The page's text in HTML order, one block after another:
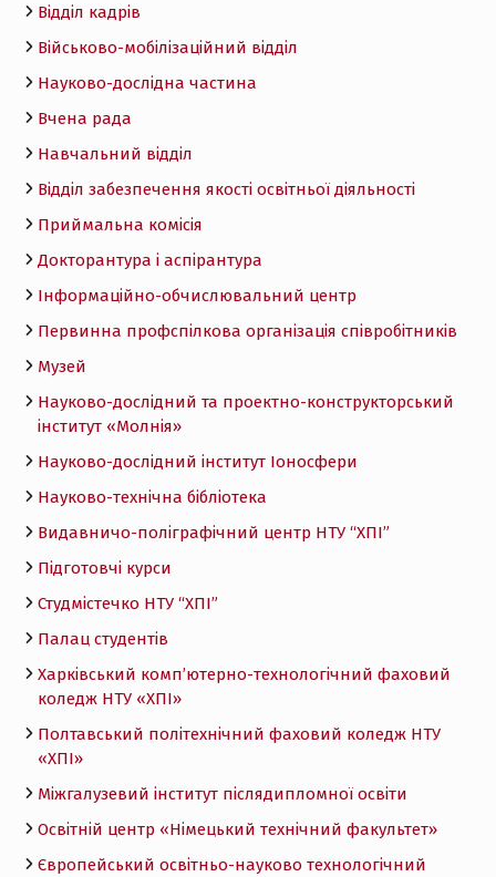
Відділ кадрів
Військово-мобілізаційний відділ
Науково-дослідна частина
Вчена рада
Навчальний відділ
Відділ забезпечення якості освітньої діяльності
Приймальна комісія
Докторантура і аспірантура
Інформаційно-обчислювальний центр
Первинна профспілкова організація співробітників
Музей
Науково-дослідний та проектно-конструкторський
інститут «Молнія»
Науково-дослідний інститут Іоносфери
Науково-технічна бібліотека
Видавничо-поліграфічний центр НТУ “ХПІ”
Підготовчі курси
Студмістечко НТУ “ХПІ”
Палац студентів
Харківський комп’ютерно-технологічний фаховий
коледж НТУ «ХПI»
Полтавський політехнічний фаховий коледж НТУ
«ХПI»
Міжгалузевий інститут післядипломної освіти
Освітній центр «Німецький технічний факультет»
Європейський освітньо-науково технологічний